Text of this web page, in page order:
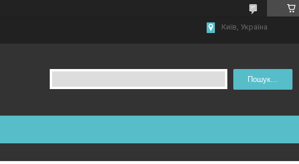
Київ, Україна
Пошук...